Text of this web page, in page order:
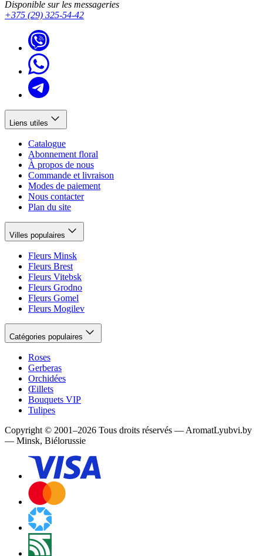
Disponible sur les messageries
+375 (29) 325-54-42
Liens utiles
Catalogue
Abonnement floral
À propos de nous
Commande et livraison
Modes de paiement
Nous contacter
Plan du site
Villes populaires
Fleurs Minsk
Fleurs Brest
Fleurs Vitebsk
Fleurs Grodno
Fleurs Gomel
Fleurs Mogilev
Catégories populaires
Roses
Gerberas
Orchidées
Œillets
Bouquets VIP
Tulipes
Copyright © 2001–2026 Tous droits réservés — AromatLyubvi.by
— Minsk, Biélorussie